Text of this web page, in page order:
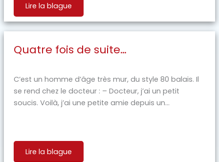
Lire la blague
Quatre fois de suite…
C’est un homme d’âge très mur, du style 80 balais. Il
se rend chez le docteur : – Docteur, j’ai un petit
soucis. Voilà, j’ai une petite amie depuis un...
Lire la blague